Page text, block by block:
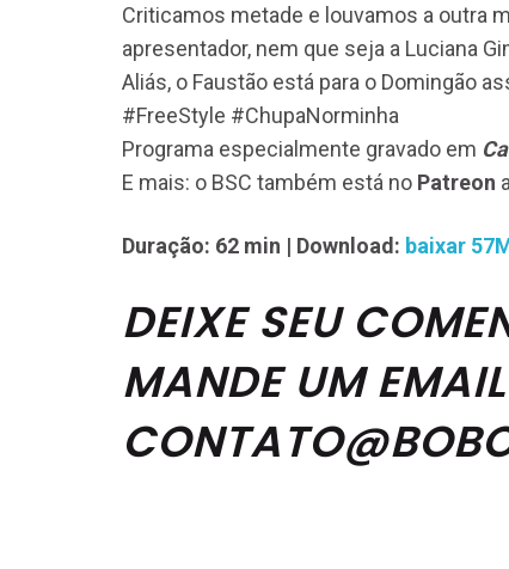
Criticamos metade e louvamos a outra
apresentador, nem que seja a Luciana
Aliás, o Faustão está para o Domingão
#FreeStyle #ChupaNorminha
Programa especialmente gravado em
E mais: o BSC também está no Patreon
Duração: 62 min | Download: baixar
DEIXE SEU
MANDE UM